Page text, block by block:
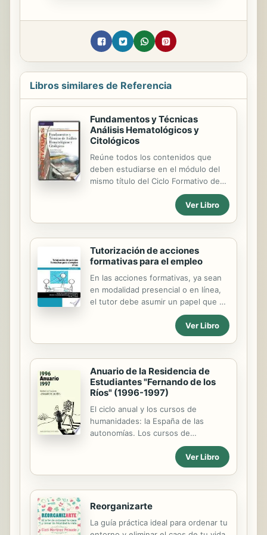
Libros similares de Referencia
Fundamentos y Técnicas
Análisis Hematológicos y
Citológicos
Reúne todos los contenidos que
deben estudiarse en el módulo del
mismo título del Ciclo Formativo de
Grado Superior de Laboratorio de
Diagnóstico Clínico. Estructurado en
seis partes incluye: fisiología de los
genética, inmunología y control de la
calidad. Todo se desarrolla en
Unidades Didácticas que constan de
unos contenidos teóricos y se
complementa con una serie de
prácticas fácilmente realizables en
Ver Libro
Tutorización de acciones
formativas para el empleo
En las acciones formativas, ya sean
en modalidad presencial o en línea,
el tutor debe asumir un papel que va
más allá de la impartición y la
transmisión de conocimientos, como
por ejemplo el seguimiento formativo
este libro veremos cómo
proporcionar habilidades y
estrategias personalizadas de mejora
al alumnado con el fin de facilitar su
aprendizaje, especificando aquellas
relacionadas con la formación en
línea y utilizando las distintas
herramientas relacionadas con la
comunicación virtual. Cada capítulo
se complementa con actividades...
Ver Libro
Anuario de la Residencia de
Estudiantes "Fernando de los
Ríos" (1996-1997)
El ciclo anual y los cursos de
humanidades: la España de las
autonomías. Los cursos de
humanidades y conferencias. La
cultura como convivencia. La
creación artística. Reflexiones sobre
para el recuerdo. Coedición con la
Universidad Carlos III de Madrid
Ver Libro
Reorganizarte
La guía práctica ideal para ordenar tu